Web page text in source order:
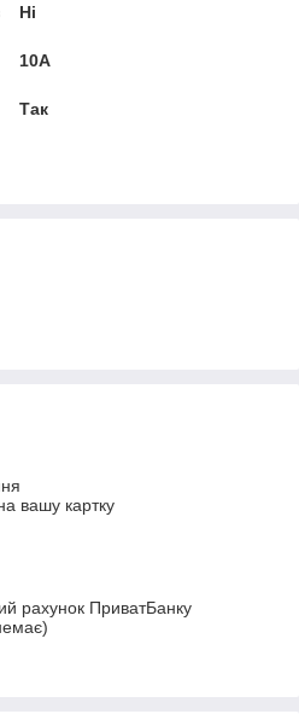
Ні
10А
Так
вашу картку
рахунок ПриватБанку